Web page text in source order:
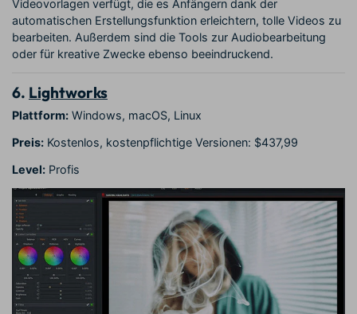
Videovorlagen verfügt, die es Anfängern dank der
automatischen Erstellungsfunktion erleichtern, tolle Videos zu
bearbeiten. Außerdem sind die Tools zur Audiobearbeitung
oder für kreative Zwecke ebenso beeindruckend.
6. Lightworks
Plattform: Windows, macOS, Linux
Preis: Kostenlos, kostenpflichtige Versionen: $437,99
Level: Profis